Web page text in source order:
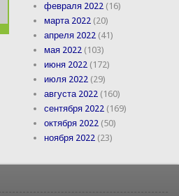
февраля 2022 (16)
марта 2022 (20)
апреля 2022 (41)
мая 2022 (103)
июня 2022 (172)
июля 2022 (29)
августа 2022 (160)
сентября 2022 (169)
октября 2022 (50)
ноября 2022 (23)